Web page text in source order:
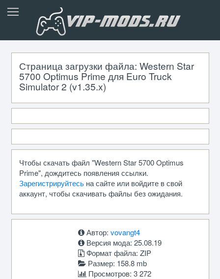
Страница загрузки файла: Western Star
5700 Optimus Prime для Euro Truck
Simulator 2 (v1.35.x)
Чтобы скачать файл "Western Star 5700 Optimus
Prime", дождитесь появления ссылки.
Зарегистрируйтесьна сайте или войдите в свой
аккаунт, чтобы скачивать файлы без ожидания.
Автор: vovangt4
Версия мода: 25.08.19
Формат файла: ZIP
Размер: 158.8 mb
Просмотров: 3 272